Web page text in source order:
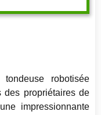
robotisée
des propriétaires de
impressionnante